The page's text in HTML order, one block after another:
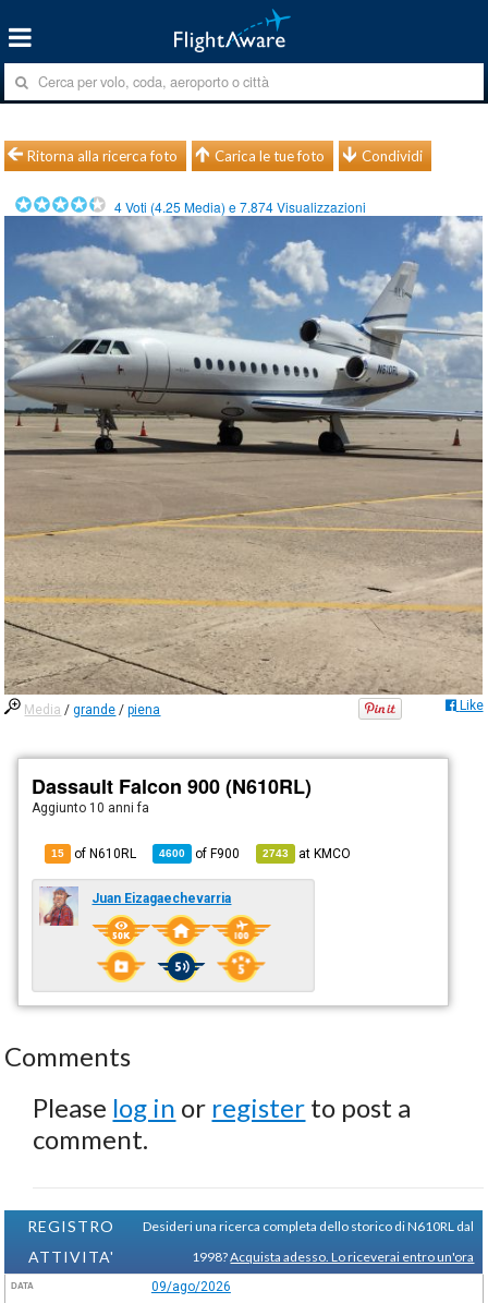
Ritorna alla ricerca foto Carica le tue foto Condividi
4Voti (4.25 Media) e7.874Visualizzazioni
Media /grande /piena Like
Dassault Falcon 900 (N610RL)
Aggiunto 10 anni fa
15 of N610RL 4600 ofF900 2743 atKMCO
Juan Eizagaechevarria
Comments
Please log in or register to post a
comment.
REGISTRO
ATTIVITA'
Desideri una ricerca completa dello storico di N610RL dal
1998?Acquista adesso. Lo riceverai entro un'ora
DATA 09/ago/2026